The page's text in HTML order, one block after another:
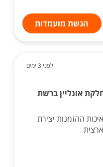
הגשת מועמדות
לפני 3 ימים
אונליין ברשת
ההזמנות יצירת